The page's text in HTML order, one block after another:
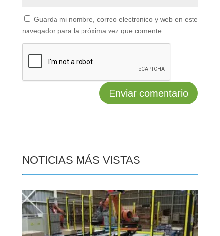
Guarda mi nombre, correo electrónico y web en este
navegador para la próxima vez que comente.
NOTICIAS MÁS VISTAS